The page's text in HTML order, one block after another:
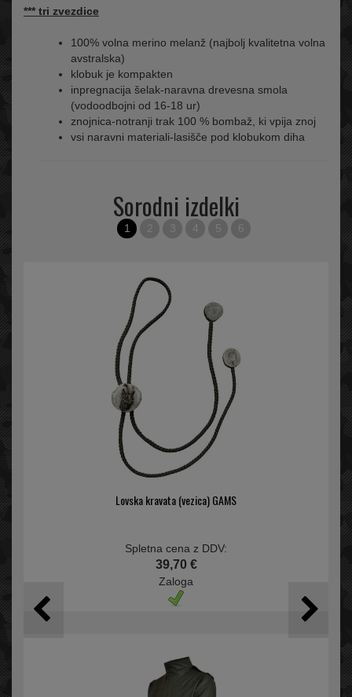
*** tri zvezdice
100% volna merino melanž (najbolj kvalitetna volna
avstralska)
klobuk je kompakten
inpregnacija šelak-naravna drevesna smola
(vodoodbojni od 16-18 ur)
znojnica-notranji trak 100 % bombaž, ki vpija znoj
vsi naravni materiali-lasišče pod klobukom diha
Sorodni izdelki
1 2 3 4 5 6
Lovska kravata (vezica) GAMS
Spletna cena z DDV:
39,70 €
Zaloga